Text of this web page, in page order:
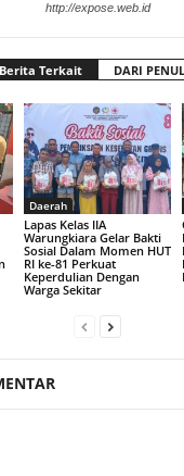
http://expose.web.id
Berita Terkait DARI
Daerah
Lapas Kelas IIA
Warungkiara Gelar Bakti
Sosial Dalam Momen HUT
RI ke-81 Perkuat
Keperdulian Dengan
Warga Sekitar